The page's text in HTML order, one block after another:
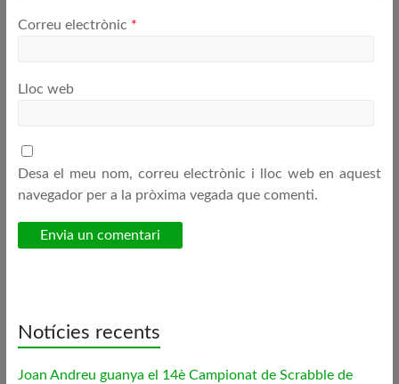
Correu electrònic *
Lloc web
Desa el meu nom, correu electrònic i lloc web en aquest
navegador per a la pròxima vegada que comenti.
Notícies recents
Joan Andreu guanya el 14è Campionat de Scrabble de